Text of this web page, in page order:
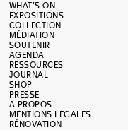
WHAT’S ON
EXPOSITIONS
COLLECTION
MÉDIATION
SOUTENIR
AGENDA
RESSOURCES
JOURNAL
SHOP
PRESSE
A PROPOS
MENTIONS LÉGALES
RÉNOVATION